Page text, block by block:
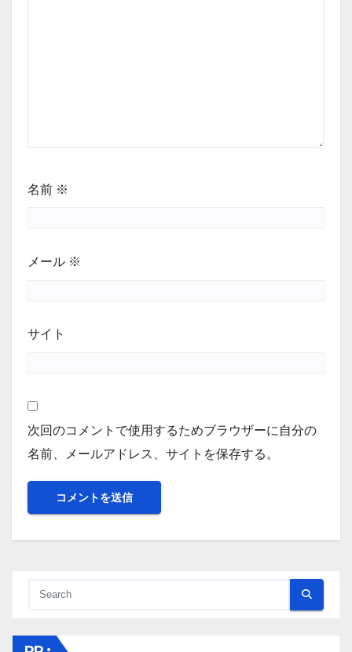
名前 ※
メール ※
サイト
次回のコメントで使用するためブラウザーに自分の
名前、メールアドレス、サイトを保存する。